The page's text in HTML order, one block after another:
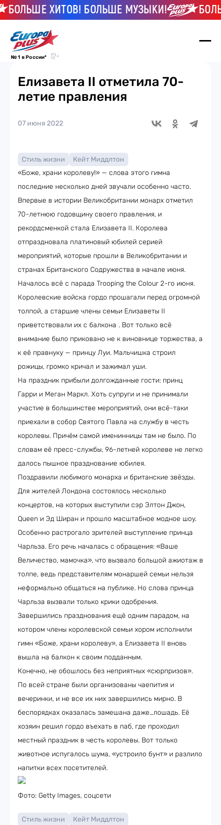
ХИТОВ! БОЛЬШЕ МУЗЫКИ!
№ 1 в России*
Елизавета II отметила 70-
летие правления
07 июня 2022
Стиль жизни
Кейт Миддлтон
«Боже, храни королеву!» — слова этого гимна
последние несколько дней звучали особенно часто.
Впервые в истории Великобритании монарх отметил
70-летнюю годовщину своего правления, и
рекордсменкой стала Елизавета II. Королева
отпраздновала платиновый юбилей серией
мероприятий, которые прошли в Великобритании и
странах Британского Содружества в начале июня.
Началось всё с парада Trooping the Colour 2-го июня.
Королевские войска гордо прошагали перед огромной
толпой, а старшие члены семьи Елизаветы II
приветствовали их с балкона . Вот только всё
внимание было приковано не к виновнице торжества, а
к её правнуку — принцу Луи. Мальчишка строил
рожицы, громко кричал и зажимал уши.
На праздник прибыли долгожданные гости: принц
Гарри и Меган Маркл. Хоть супруги и не принимали
участие в большинстве мероприятий, они всё-таки
приехали в собор Святого Павла на службу в честь
королевы. Причём самой именинницы там не было. По
словам её пресс-службы, 96-летней королеве не легко
далось пышное празднование юбилея.
Поздравили любимого монарха и британские звёзды.
Для жителей Лондона состоялось несколько
концертов, на которых выступили сэр Элтон Джон,
Queen и Эд Ширан и прошло масштабное модное шоу.
Особенно растрогало зрителей выступление принца
Чарльза. Его речь началась с обращения: «Ваше
Величество, мамочка», что вызвало большой ажиотаж в
толпе, ведь представителям монаршей семьи нельзя
неформально общаться на публике. Но слова принца
Чарльза вызвали только крики одобрения.
Завершились празднования ещё одним парадом, на
котором члены королевской семьи хором исполнили
гимн «Боже, храни королеву», а Елизавета II вновь
вышла на балкон к своим подданным.
Конечно, не обошлось без неприятных «сюрпризов».
По всей стране были организованы чаепития и
вечеринки, и не все их них завершились мирно. В
беспорядках оказалась замешана даже…лошадь. Её
хозяин решил гордо въехать в паб, где проходил
местный праздник в честь королевы. Вот только
животное испугалось шума, «устроило бунт» и разлило
напитки всех посетителей.
Фото: Getty Images, соцсети
Стиль жизни Кейт Миддлтон